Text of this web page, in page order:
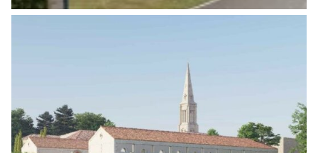
RESTRUCTURATION, RÉNOVATION CHAIS
CHÂTEAU SANCTUS
Energies,Monuments historiques & patrimoine
remarquable